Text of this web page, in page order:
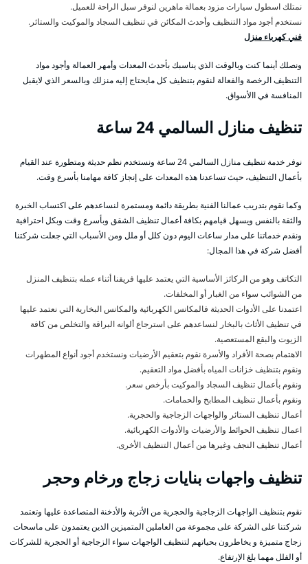
نمتلك اسطول سيارات مزود بعمالة ماهرين لنوفر سبل الراحة للعميل.
نستخدم أجود مواد التنظيف وأحدث المكائن في تنظيف السجاد والموكيت والستائر.
فني كهرباء منزل
ونصلك أينما كنت وبالوقت الذي يناسبك بأحدث المعدات وأمهر العمالة وأجود مواد
التنظيف الرخصة والفعالة لنقوم بتنظيف كل مايحتاج إليه منزلك وبالسعر الذي لايقبل
المنافسة في االأسواق.
تنظيف منازل السالمي 24 ساعة
نوفر خدمة تنظيف منازل السالمي 24 ساعة ونستخدم نظم حديثة ومتطورة عند القيام
بأعمال التنظيف، حيث تساعدنا هذه المعدات على إنجاز كافة مهامنا بأسرع وقت.
وكما نقوم بتدريب عمالنا الفنية بطريقة دائمة ومستمرة لنساعدهم على اكتساب الخبرة
والثقة بالنفس ويسهل قيامهم بكافة أعمال تنظيف الشقق وبأسرع وقت وبكل احترافية
ونقدم خدماتنا على مدار ساعات اليوم دون كلل أو ملل ومن الأسباب التي جعلت شركتنا
أفضل شركة في هذا المجال:
التكاتف وهو من الركائز الأساسية التي يعتمد عليها فريقنا أثناء عمله بتنظيف المنزل
من الشوائب سواء من الغبار أو المخلفات.
اعتمدنا على الأدوات الحديثة فالمكانس الكهربائية والمكانس البخارية التي نعتمد عليها
في تنظيف الأثاث بالبخار لنساعدهم على استرجاع ألوانه البراقة والتخلص من كافة
الزيوت والبقع المستعصية.
الاهتمام بصحة الأفراد والأسرة نقوم بتعقيم الأرضيات ونستخدم أجود أنواع المطهرات
ونقوم بتنظيف خزانات المياه بأفضل مواد التعقيم.
ونقوم بأعمال تنظيف السجاد والموكيت بأرخص سعر.
ونقوم بأعمال تنظيف المطابخ والحمامات.
أعمال تنظيف الستائر والواجهات الزجاجية والحجرية.
اعمال تنظيف الحوائط والأرضيات والأدوات الكهربائية.
أعمال تنظيف النجف وغيرها من أعمال التنظيف الأخرى.
تنظيف واجهات بنايات زجاج ورخام وحجر
نقوم بتنظيف الواجهات الزجاجية والحجرية من الأتربة والأدخنة المتصاعدة عليها وتعتمد
شركتنا على الشركة على مجموعة من العاملين المتميزين الذين يعتمدون على ماسحات
زجاج متميزة و يخاطرون بحياتهم لتنظيف الواجهات سواء الزجاجية أو الحجرية للشركات
أو الفلل مهما بلغ الإرتفاع.